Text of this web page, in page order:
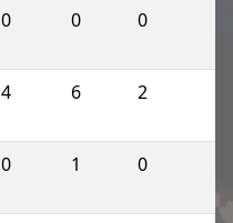
0 0 0
4 6 2
0 1 0